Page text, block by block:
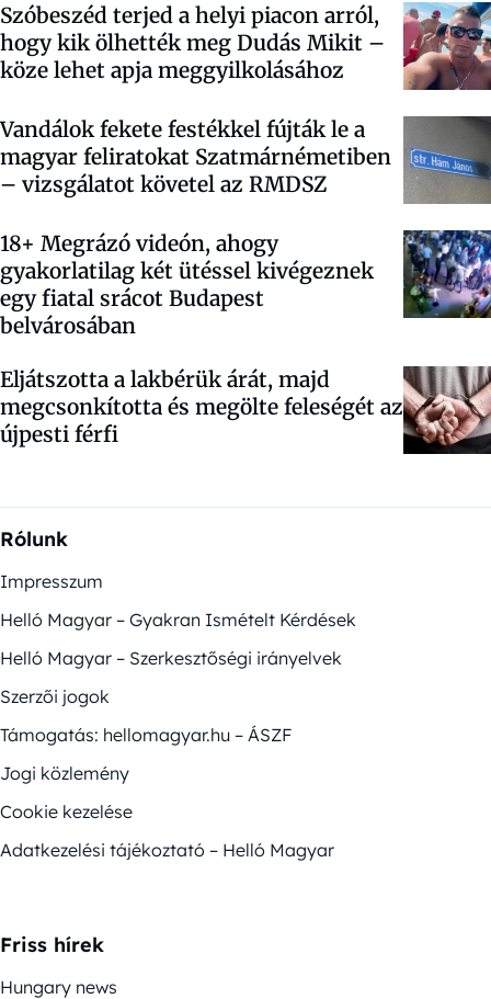
Szóbeszéd terjed a helyi piacon arról,
hogy kik ölhették meg Dudás Mikit –
köze lehet apja meggyilkolásához
Vandálok fekete festékkel fújták le a
magyar feliratokat Szatmárnémetiben
– vizsgálatot követel az RMDSZ
18+ Megrázó videón, ahogy
gyakorlatilag két ütéssel kivégeznek
egy fiatal srácot Budapest
belvárosában
Eljátszotta a lakbérük árát, majd
megcsonkította és megölte feleségét az
újpesti férfi
Rólunk
Impresszum
Helló Magyar – Gyakran Ismételt Kérdések
Helló Magyar – Szerkesztőségi irányelvek
Szerzői jogok
Támogatás: hellomagyar.hu – ÁSZF
Jogi közlemény
Cookie kezelése
Adatkezelési tájékoztató – Helló Magyar
Friss hírek
Hungary news